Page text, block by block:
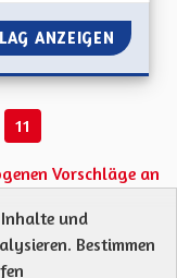
ANZEIGEN
11
Vorschläge an
contribution
Inhalte und
Bestimmen